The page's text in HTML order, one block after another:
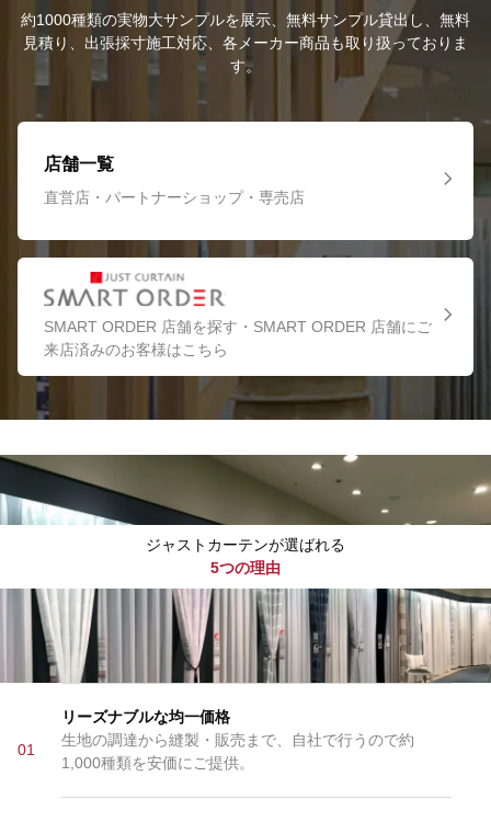
約1000種類の実物大サンプルを展示、無料サンプル貸出し、無料
見積り、出張採寸施工対応、各メーカー商品も取り扱っておりま
す。
店舗一覧
直営店・パートナーショップ・専売店
SMART ORDER 店舗を探す・SMART ORDER 店舗にご
来店済みのお客様はこちら
ジャストカーテンが選ばれる
5つの理由
01
リーズナブルな均一価格
生地の調達から縫製・販売まで、自社で行うので約
1,000種類を安価にご提供。